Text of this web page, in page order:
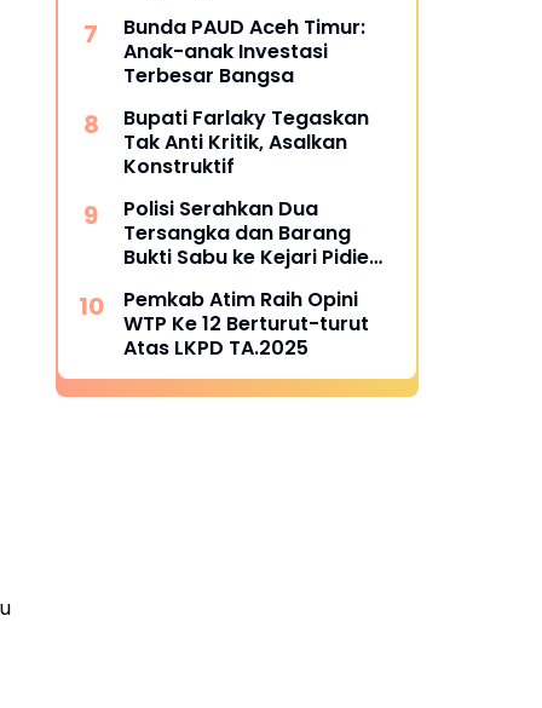
Bunda PAUD Aceh Timur:
Anak-anak Investasi
Terbesar Bangsa
Bupati Farlaky Tegaskan
Tak Anti Kritik, Asalkan
Konstruktif
Polisi Serahkan Dua
Tersangka dan Barang
Bukti Sabu ke Kejari Pidie
Pemkab Atim Raih Opini
WTP Ke 12 Berturut-turut
Atas LKPD TA.2025